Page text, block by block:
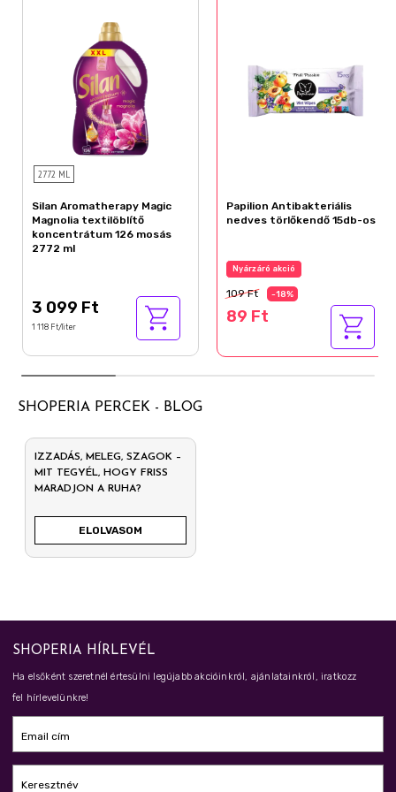
Tetramethyl Acetyloctahydronaphthalenes
2772 ML
Silan Aromatherapy Magic
Magnolia textilöblítő
koncentrátum 126 mosás
2772 ml
3 099 Ft
1 118 Ft/liter
Papilion Antibakteriális
nedves törlőkendő 15db-os
Nyárzáró akció
109 Ft -18%
89 Ft
SHOPERIA PERCEK - BLOG
IZZADÁS, MELEG, SZAGOK –
MIT TEGYÉL, HOGY FRISS
MARADJON A RUHA?
ELOLVASOM
SHOPERIA HÍRLEVÉL
Ha elsőként szeretnél értesülni legújabb akcióinkról, ajánlatainkról, iratkozz
fel hírlevelünkre!
Email cím
Keresztnév